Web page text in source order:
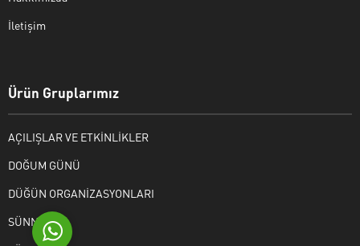
İletişim
Ürün Gruplarımız
AÇILIŞLAR VE ETKİNLİKLER
DOĞUM GÜNÜ
DÜĞÜN ORGANİZASYONLARI
SÜNNET